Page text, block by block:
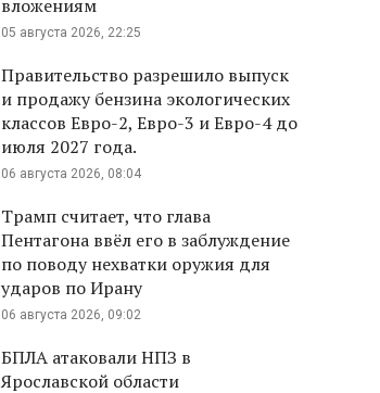
вложениям
05 августа 2026, 22:25
Правительство разрешило выпуск
и продажу бензина экологических
классов Евро-2, Евро-3 и Евро-4 до
июля 2027 года.
06 августа 2026, 08:04
Трамп считает, что глава
Пентагона ввёл его в заблуждение
по поводу нехватки оружия для
ударов по Ирану
06 августа 2026, 09:02
БПЛА атаковали НПЗ в
Ярославской области